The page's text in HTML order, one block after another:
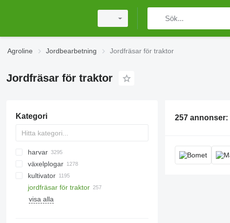
Agroline Jordbearbetning Jordfräsar för traktor
Jordfräsar för traktor
Kategori
harvar
skivharvar
rotorharvar
fjädertandsharvar
pinnharvar
växelplogar
kultivator
traktorkompostmaskiner
grrävmaskinskomposttillbehör
cambridgevältar
hackvältar
jordfräsar för traktor
visa alla
257 annonser: